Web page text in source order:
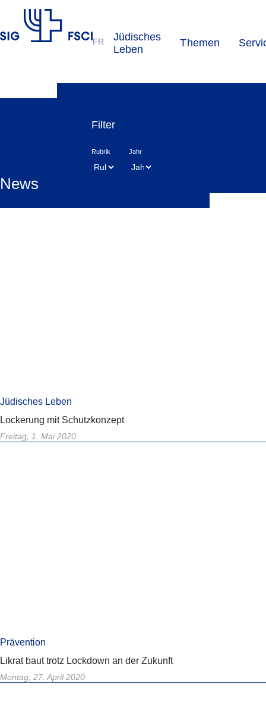
FR
Jüdisches
Leben
Themen
News
Filter
Rubrik Jahr
Jüdisches Leben
Lockerung mit Schutzkonzept
Freitag, 1. Mai 2020
Prävention
Likrat baut trotz Lockdown an der Zukunft
Montag, 27. April 2020